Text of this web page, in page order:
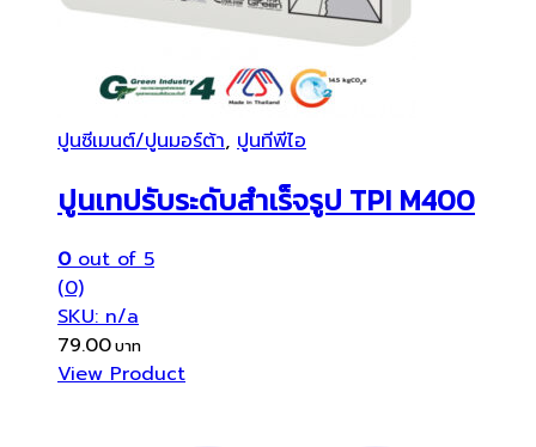
ปูนซีเมนต์/ปูนมอร์ต้า, ปูนทีพีไอ
ปูนเทปรับระดับสำเร็จรูป TPI M400
0out of 5
(0)
SKU: n/a
79.00
View Product